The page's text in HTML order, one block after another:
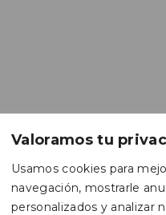
Valoramos tu
Usamos cookies para
navegación, mostrarle
personalizados y analizar